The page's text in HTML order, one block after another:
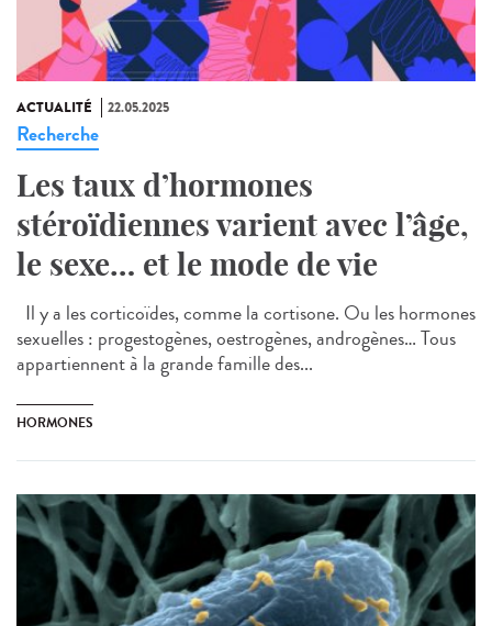
ACTUALITÉ 22.05.2025
Recherche
Les taux d’hormones
stéroïdiennes varient avec l’âge,
le sexe… et le mode de vie
Il y a les corticoïdes, comme la cortisone. Ou les hormones
sexuelles : progestogènes, oestrogènes, androgènes… Tous
appartiennent à la grande famille des...
HORMONES